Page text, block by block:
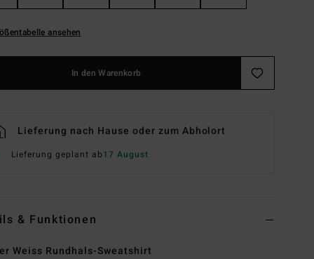
ansehen
In den Warenkorb
Lieferung nach Hause oder zum Abholort
Lieferung geplant ab17 August
& Funktionen
Weiss Rundhals-Sweatshirt